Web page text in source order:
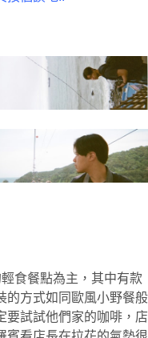
食餐點為主，其中有款
的方式如同歐風小野餐般
要試試他們家的咖啡，店